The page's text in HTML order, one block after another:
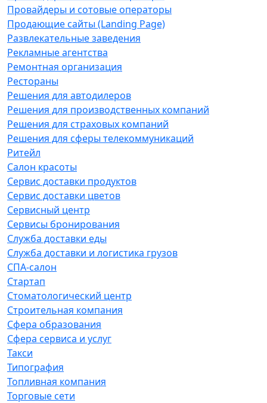
Провайдеры и сотовые операторы
Продающие сайты (Landing Page)
Развлекательные заведения
Рекламные агентства
Ремонтная организация
Рестораны
Решения для автодилеров
Решения для производственных компаний
Решения для страховых компаний
Решения для сферы телекоммуникаций
Ритейл
Салон красоты
Сервис доставки продуктов
Сервис доставки цветов
Сервисный центр
Сервисы бронирования
Служба доставки еды
Служба доставки и логистика грузов
СПА-салон
Стартап
Стоматологический центр
Строительная компания
Сфера образования
Сфера сервиса и услуг
Такси
Типография
Топливная компания
Торговые сети